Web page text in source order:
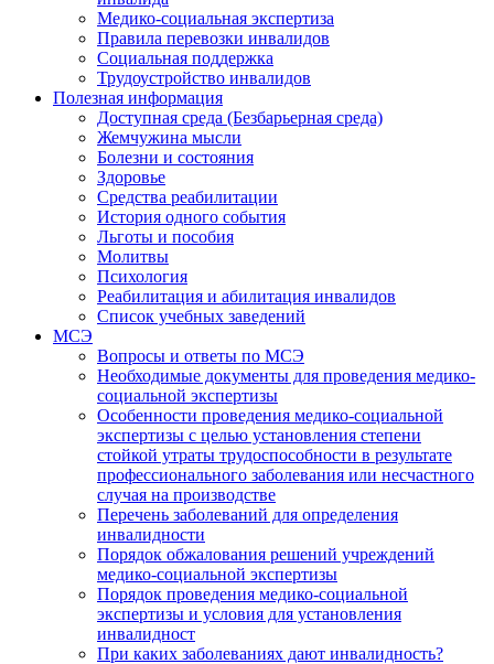
Медико-социальная экспертиза
Правила перевозки инвалидов
Социальная поддержка
Трудоустройство инвалидов
Полезная информация
Доступная среда (Безбарьерная среда)
Жемчужина мысли
Болезни и состояния
Здоровье
Средства реабилитации
История одного события
Льготы и пособия
Молитвы
Психология
Реабилитация и абилитация инвалидов
Список учебных заведений
МСЭ
Вопросы и ответы по МСЭ
Необходимые документы для проведения медико-
социальной экспертизы
Особенности проведения медико-социальной
экспертизы с целью установления степени
стойкой утраты трудоспособности в результате
профессионального заболевания или несчастного
случая на производстве
Перечень заболеваний для определения
инвалидности
Порядок обжалования решений учреждений
медико-социальной экспертизы
Порядок проведения медико-социальной
экспертизы и условия для установления
инвалидност
При каких заболеваниях дают инвалидность?